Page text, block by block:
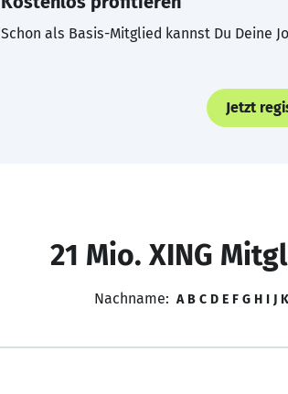
Schon als Basis-Mitglied kannst Du Deine
Jetzt
21 Mio. XING
Nachname: A B C D E F G H I J K